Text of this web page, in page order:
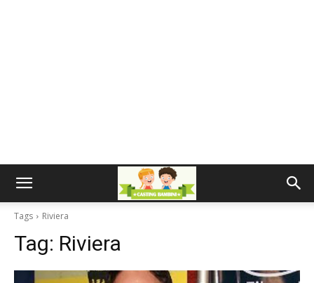
Tags Riviera
Tag: Riviera